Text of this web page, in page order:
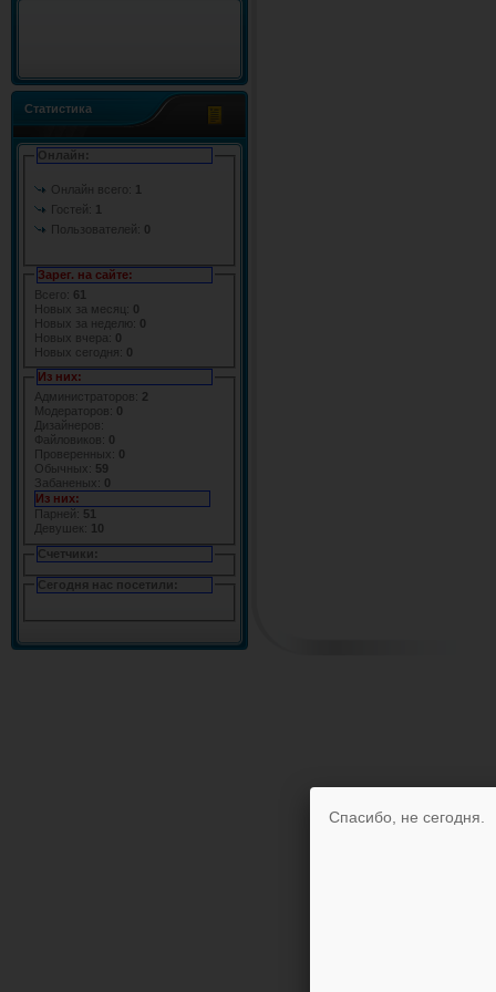
Статистика
Онлайн:
Онлайн всего: 1
Гостей: 1
Пользователей: 0
Зарег. на сайте:
Всего: 61
Новых за месяц: 0
Новых за неделю: 0
Новых вчера: 0
Новых сегодня: 0
Из них:
Администраторов: 2
Модераторов: 0
Дизайнеров:
Файловиков: 0
Проверенных: 0
Обычных: 59
Забаненых: 0
Из них:
Парней: 51
Девушек:
10
Счетчики:
Сегодня нас посетили:
Спасибо, не сегодня.